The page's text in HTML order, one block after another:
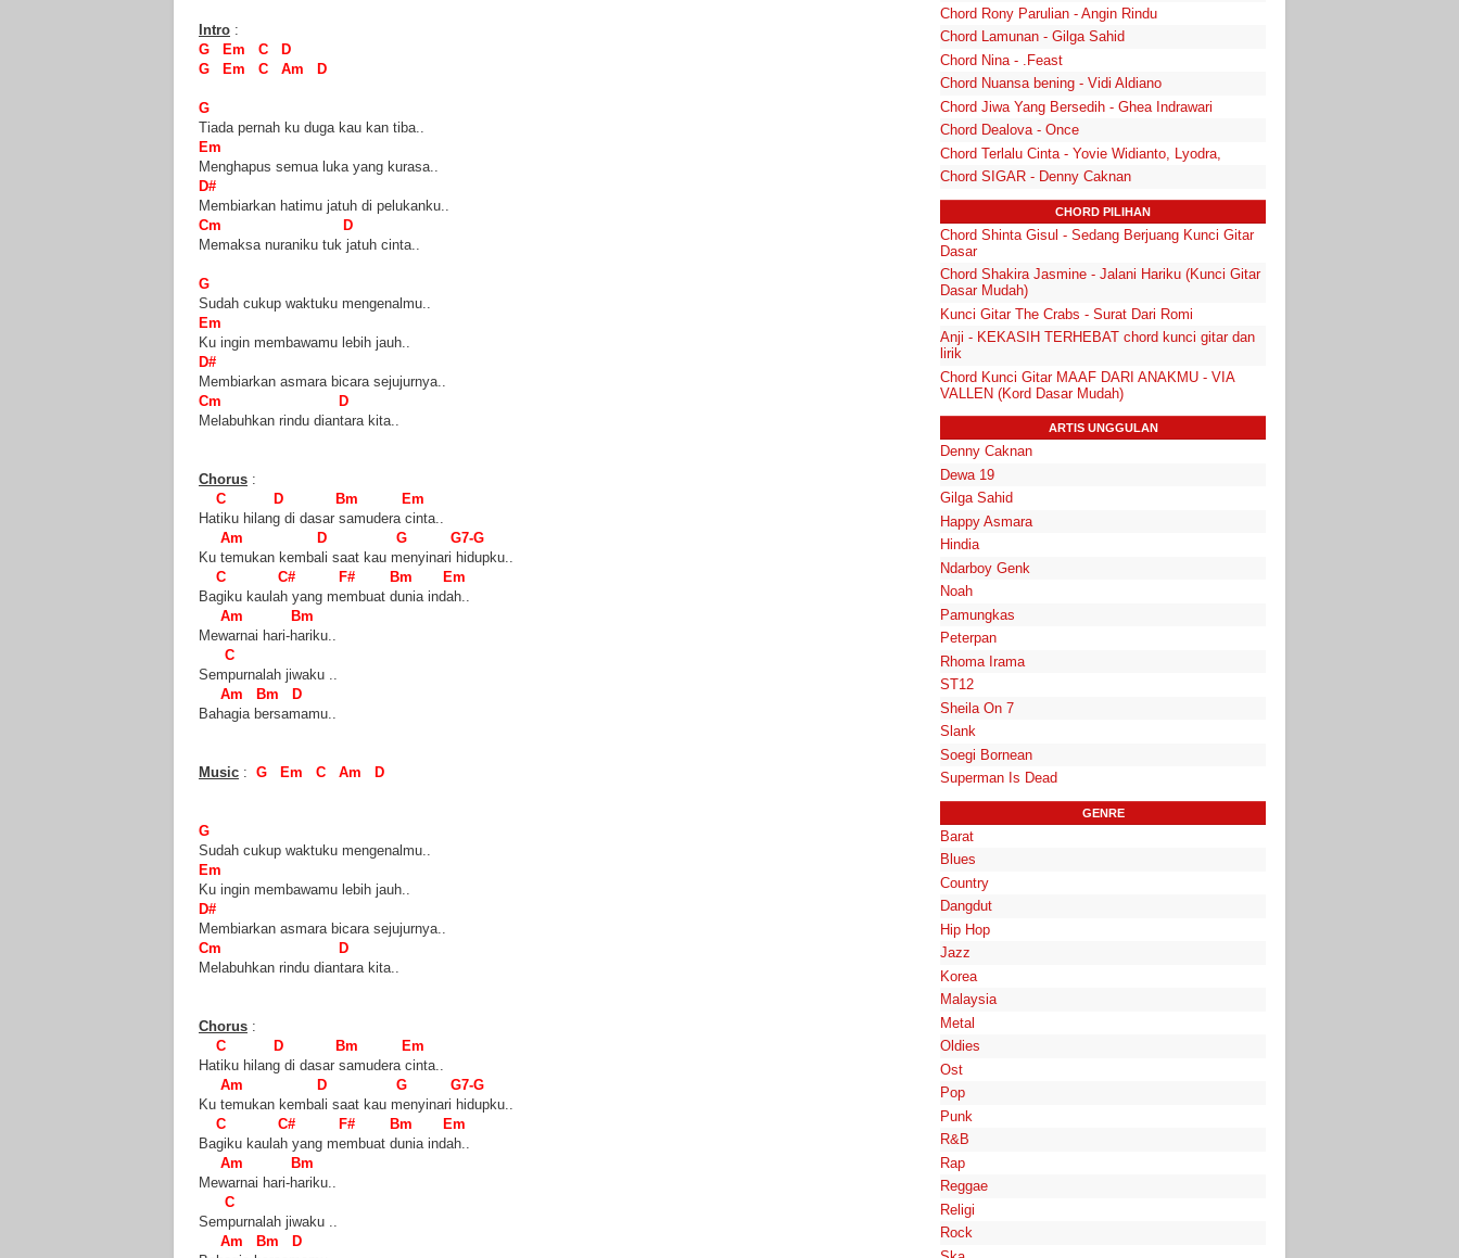
Intro :
G Em C D
G Em C Am D
G
Tiada pernah ku duga kau kan tiba..
Em
Menghapus semua luka yang kurasa..
D#
Membiarkan hatimu jatuh di pelukanku..
Cm D
Memaksa nuraniku tuk jatuh cinta..
G
Sudah cukup waktuku mengenalmu..
Em
Ku ingin membawamu lebih jauh..
D#
Membiarkan asmara bicara sejujurnya..
Cm D
Melabuhkan rindu diantara kita..
Chorus :
C D Bm Em
Hatiku hilang di dasar samudera cinta..
Am D G G7-G
Ku temukan kembali saat kau menyinari hidupku..
C C# F# Bm Em
Bagiku kaulah yang membuat dunia indah..
Am Bm
Mewarnai hari-hariku..
C
Sempurnalah jiwaku ..
Am Bm D
Bahagia bersamamu..
Music : G Em C Am D
G
Sudah cukup waktuku mengenalmu..
Em
Ku ingin membawamu lebih jauh..
D#
Membiarkan asmara bicara sejujurnya..
Cm D
Melabuhkan rindu diantara kita..
Chorus :
C D Bm Em
Hatiku hilang di dasar samudera cinta..
Am D G G7-G
Ku temukan kembali saat kau menyinari hidupku..
C C# F# Bm Em
Bagiku kaulah yang membuat dunia indah..
Am Bm
Mewarnai hari-hariku..
C
Sempurnalah jiwaku ..
Am Bm D
Chord Rony Parulian - Angin Rindu
Chord Lamunan - Gilga Sahid
Chord Nina - .Feast
Chord Nuansa bening - Vidi Aldiano
Chord Jiwa Yang Bersedih - Ghea Indrawari
Chord Dealova - Once
Chord Terlalu Cinta - Yovie Widianto, Lyodra,
Chord SIGAR - Denny Caknan
CHORD PILIHAN
Chord Shinta Gisul - Sedang Berjuang Kunci Gitar
Dasar
Chord Shakira Jasmine - Jalani Hariku (Kunci Gitar
Dasar Mudah)
Kunci Gitar The Crabs - Surat Dari Romi
Anji - KEKASIH TERHEBAT chord kunci gitar dan
lirik
Chord Kunci Gitar MAAF DARI ANAKMU - VIA
VALLEN (Kord Dasar Mudah)
ARTIS UNGGULAN
Denny Caknan
Dewa 19
Gilga Sahid
Happy Asmara
Hindia
Ndarboy Genk
Noah
Pamungkas
Peterpan
Rhoma Irama
ST12
Sheila On 7
Slank
Soegi Bornean
Superman Is Dead
GENRE
Barat
Blues
Country
Dangdut
Hip Hop
Jazz
Korea
Malaysia
Metal
Oldies
Ost
Pop
Punk
R&B
Rap
Reggae
Religi
Rock